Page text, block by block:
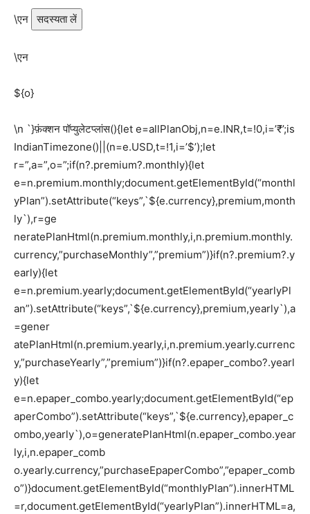
\एन सदस्यता लें
\एन
${o}
\n `}फ़ंक्शन पॉप्युलेटप्लांस(){let e=allPlanObj,n=e.INR,t=!0,i=’₹’;is
IndianTimezone()||(n=e.USD,t=!1,i=’$’);let
r=”,a=”,o=”;if(n?.premium?.monthly){let
e=n.premium.monthly;document.getElementById(“monthl
yPlan”).setAttribute(“keys”,`${e.currency},premium,month
ly`),r=ge
neratePlanHtml(n.premium.monthly,i,n.premium.monthly.
currency,”purchaseMonthly”,”premium”)}if(n?.premium?.y
early){let
e=n.premium.yearly;document.getElementById(“yearlyPl
an”).setAttribute(“keys”,`${e.currency},premium,yearly`),a
=gener
atePlanHtml(n.premium.yearly,i,n.premium.yearly.currenc
y,”purchaseYearly”,”premium”)}if(n?.epaper_combo?.yearl
y){let
e=n.epaper_combo.yearly;document.getElementById(“ep
aperCombo”).setAttribute(“keys”,`${e.currency},epaper_c
ombo,yearly`),o=generatePlanHtml(n.epaper_combo.year
ly,i,n.epaper_comb
o.yearly.currency,”purchaseEpaperCombo”,”epaper_comb
o”)}document.getElementById(“monthlyPlan”).innerHTML
=r,document.getElementById(“yearlyPlan”).innerHTML=a,